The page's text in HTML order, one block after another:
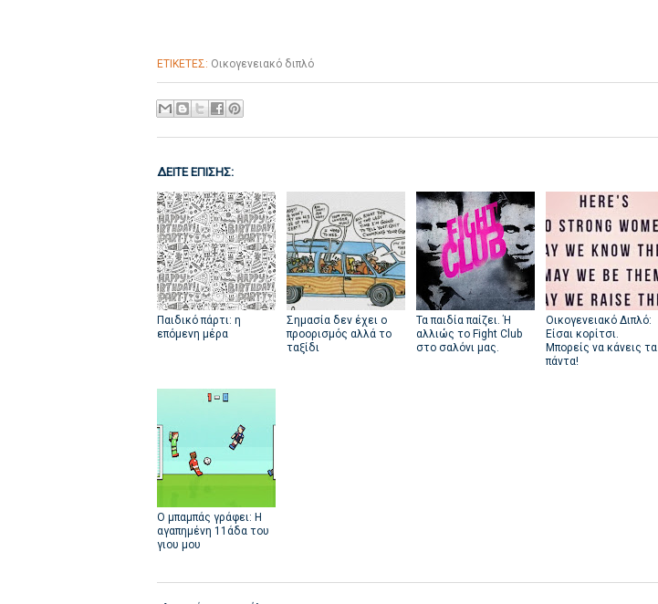
ΕΤΙΚΕΤΕΣ: Οικογενειακό διπλό
ΔΕΙΤΕ ΕΠΙΣΗΣ:
Παιδικό πάρτι: η
επόμενη μέρα
Σημασία δεν έχει ο
προορισμός αλλά το
ταξίδι
Τα παιδία παίζει. Ή
αλλιώς το Fight Club
στο σαλόνι μας.
Οικογενειακό Διπλό:
Είσαι κορίτσι.
Μπορείς να κάνεις τα
πάντα!
Ο μπαμπάς γράφει: Η
αγαπημένη 11άδα του
γιου μου